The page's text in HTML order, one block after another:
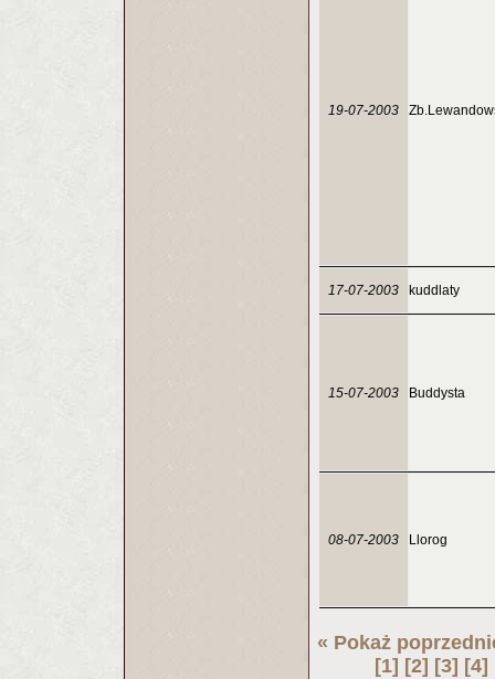
19-07-2003
17-07-2003 kuddlaty
15-07-2003 Buddysta
08-07-2003 Llorog
« Pokaż
[1] [2] [3] [4]